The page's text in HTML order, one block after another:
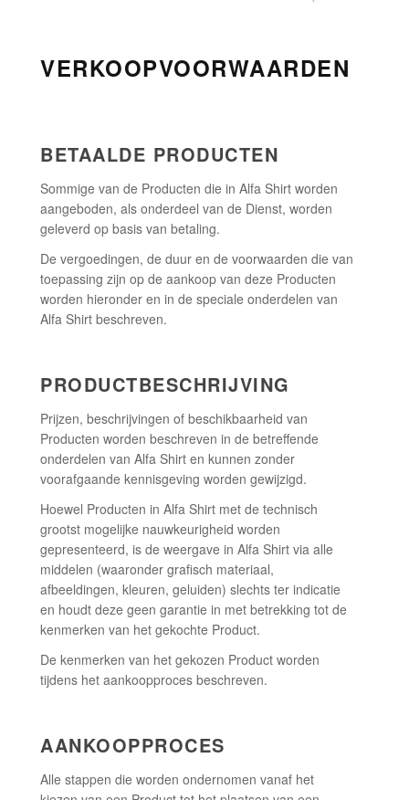
VERKOOPVOORWAARDEN
BETAALDE PRODUCTEN
Sommige van de Producten die in Alfa Shirt worden
aangeboden, als onderdeel van de Dienst, worden
geleverd op basis van betaling.
De vergoedingen, de duur en de voorwaarden die van
toepassing zijn op de aankoop van deze Producten
worden hieronder en in de speciale onderdelen van
Alfa Shirt beschreven.
PRODUCTBESCHRIJVING
Prijzen, beschrijvingen of beschikbaarheid van
Producten worden beschreven in de betreffende
onderdelen van Alfa Shirt en kunnen zonder
voorafgaande kennisgeving worden gewijzigd.
Hoewel Producten in Alfa Shirt met de technisch
grootst mogelijke nauwkeurigheid worden
gepresenteerd, is de weergave in Alfa Shirt via alle
middelen (waaronder grafisch materiaal,
afbeeldingen, kleuren, geluiden) slechts ter indicatie
en houdt deze geen garantie in met betrekking tot de
kenmerken van het gekochte Product.
De kenmerken van het gekozen Product worden
tijdens het aankoopproces beschreven.
AANKOOPPROCES
Alle stappen die worden ondernomen vanaf het